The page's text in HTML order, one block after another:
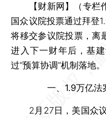
【财新网】（专栏
国众议院投票通过拜登
将移交参议院投票，离
进入下一财年后，基
过“预算协调”机制落地。
一、1.9万亿法
2月27日，美国众议